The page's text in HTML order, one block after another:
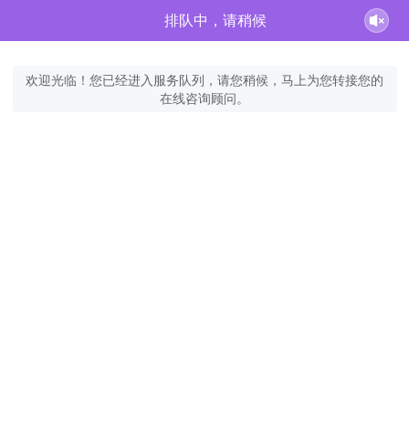
排队中，请稍候
欢迎光临！您已经进入服务队列，请您稍候，马上为您转接您的
在线咨询顾问。